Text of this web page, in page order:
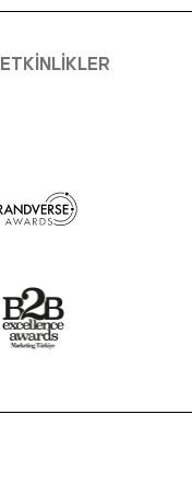
ETKINLIKLER